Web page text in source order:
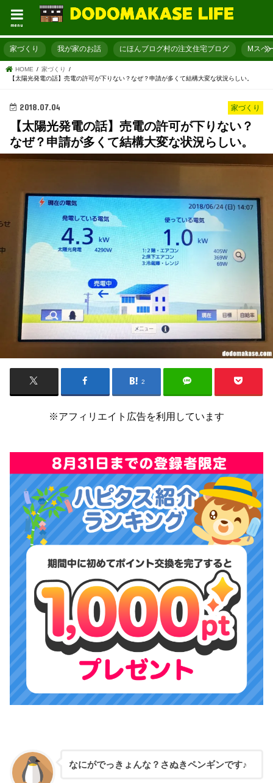
menu
家づくり 我が家のお話 にほんブログ村の注文住宅ブログ Mスペ
HOME
家づくり
【太陽光発電の話】売電の許可が下りない？なぜ？申請が多くて結構大変な状況らしい。
家づくり
2018.07.04
【太陽光発電の話】売電の許可が下りない？
なぜ？申請が多くて結構大変な状況らしい。
2
※アフィリエイト広告を利用しています
なにがでっきょんな？さぬきペンギンです♪